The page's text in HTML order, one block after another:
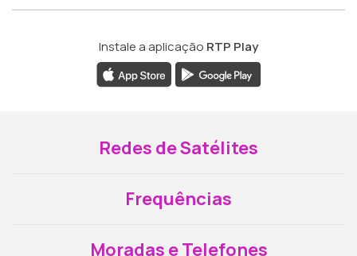
Instale a aplicação RTP Play
Redes de Satélites
Frequências
Moradas e Telefones